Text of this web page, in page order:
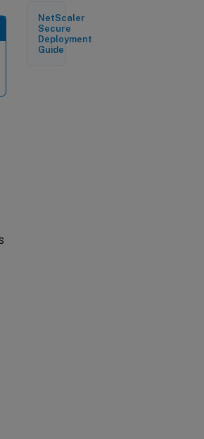
Para
configurar
un perfil
NetScaler
Secure
Deployment
Guide